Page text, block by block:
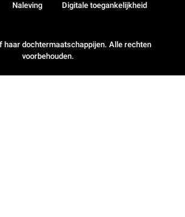
haar dochtermaatschappijen. Alle rechten
voorbehouden.
Naleving Digitale toegankelijkheid